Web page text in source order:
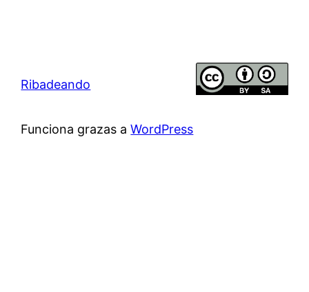
Ribadeando
Funciona grazas aWordPress